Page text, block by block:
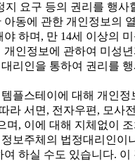
지 요구 등의 권리를 행사
동에 관한 개인정보의
하며, 만 14세 이상의
개인정보에 관하여 미성
리인을 통하여 권리를 행
플스테이에 대해 개인정
라 서면, 전자우편, 모사
며, 이에 대해 지체없이
보주체의 법정대리인이
하실 수도 있습니다. 이